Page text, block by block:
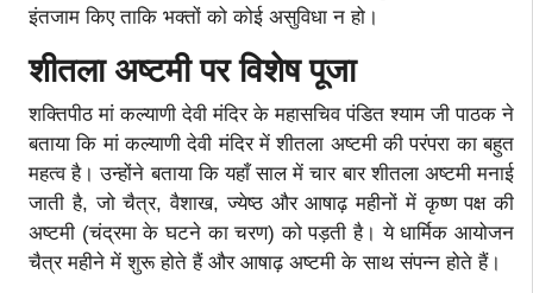
इंतजाम किए ताकि भक्तों को कोई असुविधा न हो।
शीतला अष्टमी पर विशेष पूजा
शक्तिपीठ मां कल्याणी देवी मंदिर के महासचिव पंडित श्याम जी पाठक ने
बताया कि मां कल्याणी देवी मंदिर में शीतला अष्टमी की परंपरा का बहुत
महत्व है। उन्होंने बताया कि यहाँ साल में चार बार शीतला अष्टमी मनाई
जाती है, जो चैत्र, वैशाख, ज्येष्ठ और आषाढ़ महीनों में कृष्ण पक्ष की
अष्टमी (चंद्रमा के घटने का चरण) को पड़ती है। ये धार्मिक आयोजन
चैत्र महीने में शुरू होते हैं और आषाढ़ अष्टमी के साथ संपन्न होते हैं।